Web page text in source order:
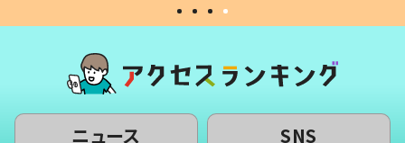
ニュース SNS